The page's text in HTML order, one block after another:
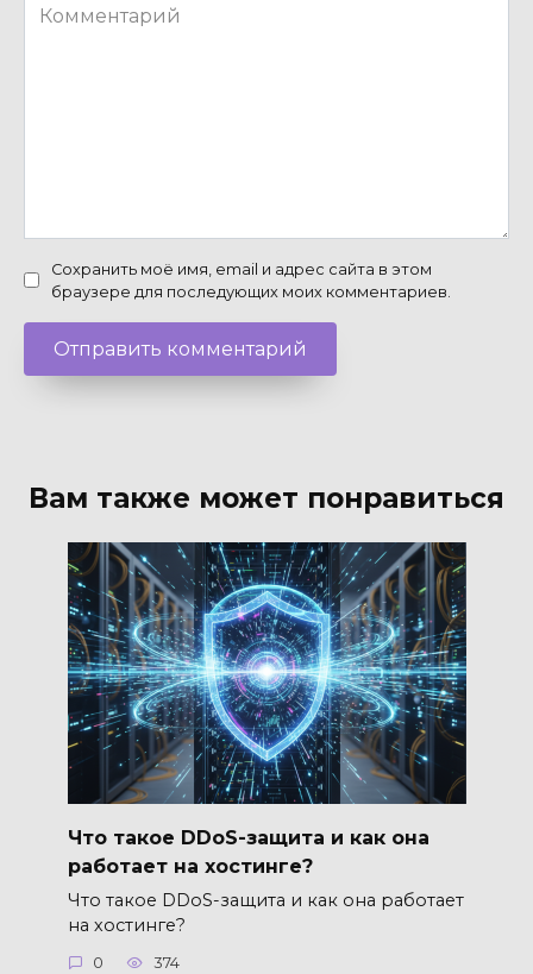
Комментарий
Сохранить моё имя, email и адрес сайта в этом
браузере для последующих моих комментариев.
Вам также может понравиться
Что такое DDoS-защита и как она
работает на хостинге?
Что такое DDoS-защита и как она работает
на хостинге?
0 374